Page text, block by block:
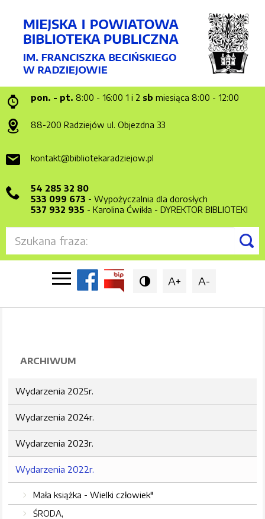
pon. - pt. 8:00 - 16:00 1 i 2 sb miesiąca 8:00 - 12:00
88-200 Radziejów ul. Objezdna 33
kontakt@bibliotekaradziejow.pl
54 285 32 80
533 099 673 - Wypożyczalnia dla dorosłych
537 932 935 - Karolina Ćwikła - DYREKTOR BIBLIOTEKI

 A+ A-
ARCHIWUM
Wydarzenia 2025r.
Wydarzenia 2024r.
Wydarzenia 2023r.
Wydarzenia 2022r.
Mała książka - Wielki człowiek"
ŚRODA,